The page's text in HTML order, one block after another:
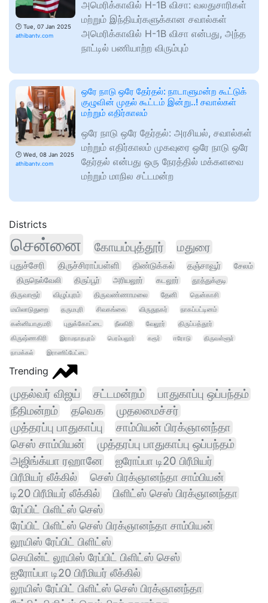
🕑 Tue, 07 Jan 2025
athibantv.com
அமெரிக்காவில் H-1B விசா: வலதுசாரிகள்
மற்றும் இந்தியர்களுக்கான சவால்கள்
அமெரிக்காவில் H-1B விசா என்பது, அந்த
நாட்டில் பணியாற்ற விரும்பும்
🕑 Wed, 08 Jan 2025
athibantv.com
ஒரே நாடு ஒரே தேர்தல்: நாடாளுமன்ற கூட்டுக்
குழுவின் முதல் கூட்டம் இன்று..! சவால்கள்
மற்றும் எதிர்காலம்
ஒரே நாடு ஒரே தேர்தல்: அரசியல், சவால்கள்
மற்றும் எதிர்காலம் முகவுரை ஒரே நாடு ஒரே
தேர்தல் என்பது ஒரு நேரத்தில் மக்களவை
மற்றும் மாநில சட்டமன்ற
Districts
சென்னை கோயம்புத்தூர் மதுரை
புதுச்சேரி திருச்சிராப்பள்ளி திண்டுக்கல் தஞ்சாவூர்
சேலம்
திருநெல்வேலி
திருப்பூர் அரியலூர் கடலூர்
தூத்துக்குடி
திருவாரூர்
விழுப்புரம் திருவண்ணாமலை தேனி
தென்காசி
மயிலாடுதுறை
தருமபுரி சிவகங்கை விருதுநகர்
நாகப்பட்டினம்
கன்னியாகுமரி
புதுக்கோட்டை நீலகிரி வேலூர்
திருப்பத்தூர்
கிருஷ்ணகிரி
இராமநாதபுரம் பெரம்பலூர் கரூர் ஈரோடு
திருவள்ளூர்
நாமக்கல்
இராணிப்பேட்டை
Trending
முதல்வர் விஜய் சட்டமன்றம்
பாதுகாப்பு ஒப்பந்தம்
நீதிமன்றம்
தவெக
முதலமைச்சர்
முத்தரப்பு பாதுகாப்பு
சாம்பியன் பிரக்ஞானந்தா
செஸ் சாம்பியன்
முத்தரப்பு பாதுகாப்பு ஒப்பந்தம்
அஜிங்க்யா ரஹானே
ஐரோப்பா டி20 பிரீமியர்
பிரீமியர் லீக்கில்
செஸ் பிரக்ஞானந்தா சாம்பியன்
டி20 பிரீமியர் லீக்கில்
பிளிட்ஸ் செஸ் பிரக்ஞானந்தா
ரேப்பிட் பிளிட்ஸ் செஸ்
ரேப்பிட் பிளிட்ஸ் செஸ் பிரக்ஞானந்தா சாம்பியன்
லூயிஸ் ரேப்பிட் பிளிட்ஸ்
செயின்ட் லூயிஸ் ரேப்பிட் பிளிட்ஸ் செஸ்
ஐரோப்பா டி20 பிரீமியர் லீக்கில்
லூயிஸ் ரேப்பிட் பிளிட்ஸ் செஸ் பிரக்ஞானந்தா